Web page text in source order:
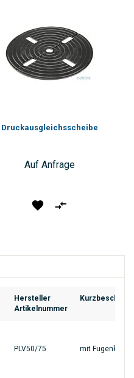
Druckausgleichsscheibe
Auf Anfrage
Produkt
Hersteller
Artikelnummer
PLV50/75 mit Fugenkreuz